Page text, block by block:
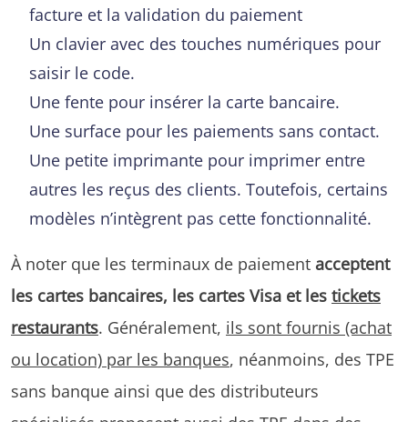
facture et la validation du paiement
Un clavier avec des touches numériques pour
saisir le code.
Une fente pour insérer la carte bancaire.
Une surface pour les paiements sans contact.
Une petite imprimante pour imprimer entre
autres les reçus des clients. Toutefois, certains
modèles n’intègrent pas cette fonctionnalité.
À noter que les terminaux de paiement acceptent
les cartes bancaires, les cartes Visa et les tickets
restaurants. Généralement, ils sont fournis (achat
ou location) par les banques, néanmoins, des TPE
sans banque ainsi que des distributeurs